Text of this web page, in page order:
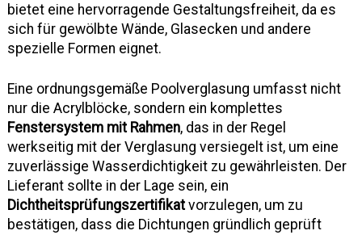
bietet eine hervorragende Gestaltungsfreiheit, da es
sich für gewölbte Wände, Glasecken und andere
spezielle Formen eignet.
Eine ordnungsgemäße Poolverglasung umfasst nicht
nur die Acrylblöcke, sondern ein komplettes
Fenstersystem mit Rahmen, das in der Regel
werkseitig mit der Verglasung versiegelt ist, um eine
zuverlässige Wasserdichtigkeit zu gewährleisten. Der
Lieferant sollte in der Lage sein, ein
Dichtheitsprüfungszertifikatvorzulegen, um zu
bestätigen, dass die Dichtungen gründlich geprüft